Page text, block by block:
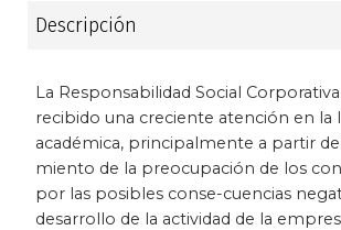
Historia
Ingeniería
Lenguas
Literatura
Descripción
La Responsabilidad Social Corporativa
recibido una creciente atención en la
académica, principalmente a partir
miento de la preocupación de los
por las posibles conse-cuencias
desarrollo de la actividad de la